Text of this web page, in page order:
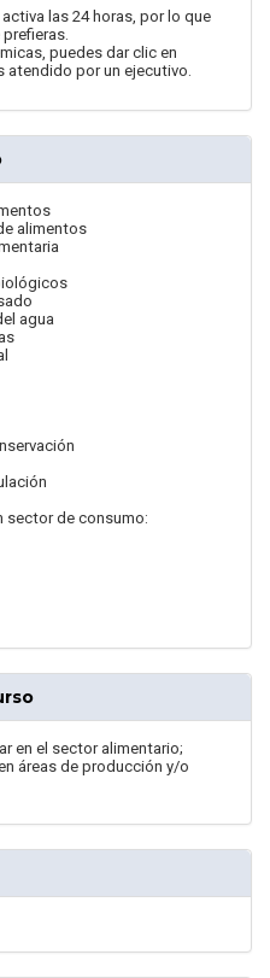
las 24 horas, por lo que
puedes dar clic en
por un ejecutivo.
alimentos
agua
sector de consumo:
en el sector alimentario;
áreas de producción y/o